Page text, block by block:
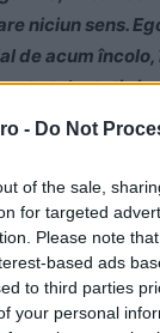
- Do Not
of the sale,
for targeted
Please note
based ads
to third parties
your personal
niciun sens.
de acum
talentaţi şi
Şatră!
pe măsură,
şi
o experienţă